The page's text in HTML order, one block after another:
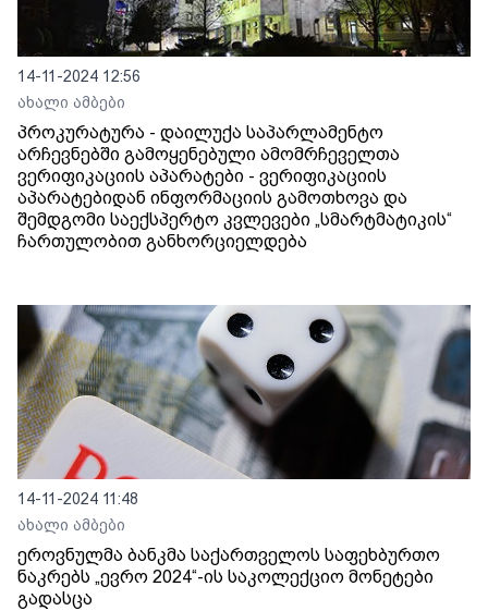
14-11-2024 12:56
ახალი ამბები
პროკურატურა - დაილუქა საპარლამენტო
არჩევნებში გამოყენებული ამომრჩეველთა
ვერიფიკაციის აპარატები - ვერიფიკაციის
აპარატებიდან ინფორმაციის გამოთხოვა და
შემდგომი საექსპერტო კვლევები „სმარტმატიკის“
ჩართულობით განხორციელდება
14-11-2024 11:48
ახალი ამბები
ეროვნულმა ბანკმა საქართველოს საფეხბურთო
ნაკრებს „ევრო 2024“-ის საკოლექციო მონეტები
გადასცა